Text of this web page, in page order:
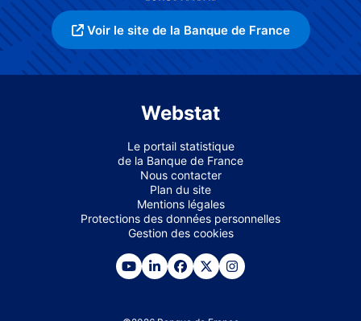
Voir le site de la Banque de France
Webstat
Le portail statistique
de la Banque de France
Nous contacter
Plan du site
Mentions légales
Protections des données personnelles
Gestion des cookies